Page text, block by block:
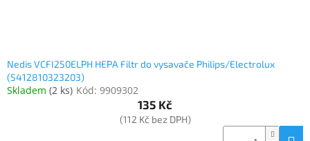
Nedis VCFI250ELPH HEPA Filtr do vysavače Philips/Electrolux
(5412810323203)
Skladem (2 ks) Kód: 9909302
135 Kč
(112 Kč bez DPH)